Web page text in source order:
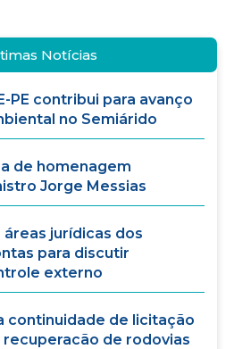
Notícias
PE contribui para avanço
no Semiárido
de homenagem
Jorge Messias
jurídicas dos
para discutir
externo
continuidade de licitação
recuperacão de rodovias